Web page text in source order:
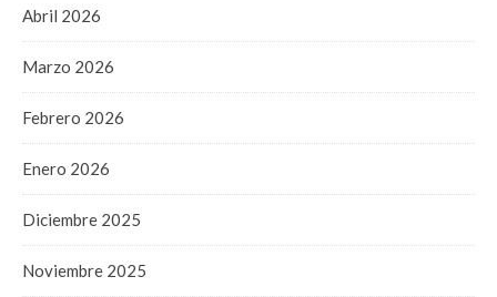
Abril 2026
Marzo 2026
Febrero 2026
Enero 2026
Diciembre 2025
Noviembre 2025